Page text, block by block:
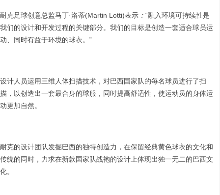
耐克足球创意总监马丁·洛蒂(Martin Lotti)表示 ： “融入环境可持续性是
我们的设计和开发过程的关键部分。我们的目标是创造一套适合球员运
动、同时有益于环境的球衣。”
设计人员运用三维人体扫描技术，对巴西国家队的每名球员进行了扫
描，以创造出一套最合身的球服，同时提高舒适性，使运动员的身体运
动更加自然。
耐克的设计团队发掘巴西的独特创造力，在保留经典黄色球衣的文化和
传统的同时，力求在新款国家队战袍的设计上体现出独一无二的巴西文
化。